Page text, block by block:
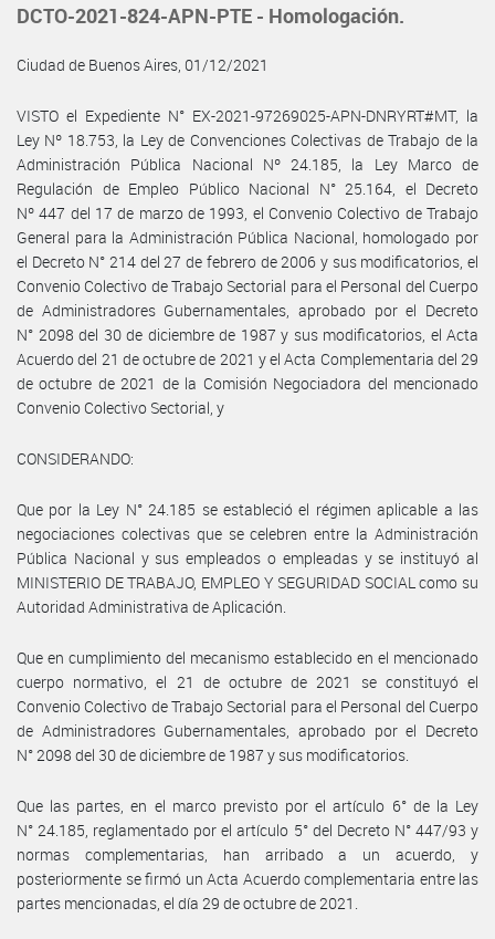
DCTO-2021-824-APN-PTE - Homologación.
Ciudad de Buenos Aires, 01/12/2021
VISTO el Expediente N° EX-2021-97269025-APN-DNRYRT#MT, la
Ley Nº 18.753, la Ley de Convenciones Colectivas de Trabajo de la
Administración Pública Nacional Nº 24.185, la Ley Marco de
Regulación de Empleo Público Nacional N° 25.164, el Decreto
Nº 447 del 17 de marzo de 1993, el Convenio Colectivo de Trabajo
General para la Administración Pública Nacional, homologado por
el Decreto N° 214 del 27 de febrero de 2006 y sus modificatorios, el
Convenio Colectivo de Trabajo Sectorial para el Personal del Cuerpo
de Administradores Gubernamentales, aprobado por el Decreto
N° 2098 del 30 de diciembre de 1987 y sus modificatorios, el Acta
Acuerdo del 21 de octubre de 2021 y el Acta Complementaria del 29
de octubre de 2021 de la Comisión Negociadora del mencionado
Convenio Colectivo Sectorial, y
CONSIDERANDO:
Que por la Ley N° 24.185 se estableció el régimen aplicable a las
negociaciones colectivas que se celebren entre la Administración
Pública Nacional y sus empleados o empleadas y se instituyó al
MINISTERIO DE TRABAJO, EMPLEO Y SEGURIDAD SOCIAL como su
Autoridad Administrativa de Aplicación.
Que en cumplimiento del mecanismo establecido en el mencionado
cuerpo normativo, el 21 de octubre de 2021 se constituyó el
Convenio Colectivo de Trabajo Sectorial para el Personal del Cuerpo
de Administradores Gubernamentales, aprobado por el Decreto
N° 2098 del 30 de diciembre de 1987 y sus modificatorios.
Que las partes, en el marco previsto por el artículo 6° de la Ley
N° 24.185, reglamentado por el artículo 5° del Decreto N° 447/93 y
normas complementarias, han arribado a un acuerdo, y
posteriormente se firmó un Acta Acuerdo complementaria entre las
partes mencionadas, el día 29 de octubre de 2021.